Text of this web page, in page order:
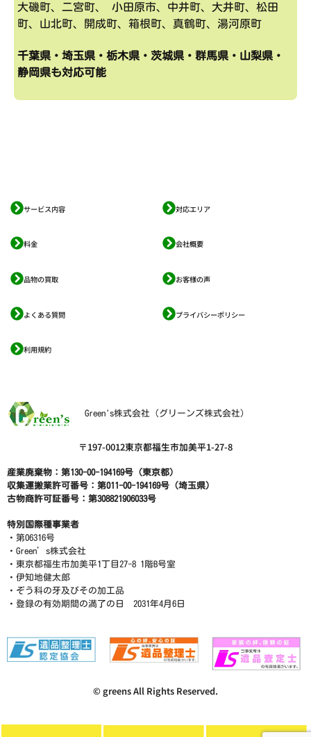
大磯町、二宮町、 小田原市、中井町、大井町、松田
町、山北町、開成町、箱根町、真鶴町、湯河原町
千葉県・埼玉県・栃木県・茨城県・群馬県・山梨県・
静岡県も対応可能
サービス内容 対応エリア
料金 会社概要
品物の買取 お客様の声
よくある質問 プライバシーポリシー
利用規約
Green's株式会社（グリーンズ株式会社）
〒197-0012東京都福生市加美平1-27-8
産業廃棄物：第130-00-194169号（東京都）
収集運搬業許可番号：第011-00-194169号（埼玉県）
古物商許可証番号：第308821906033号
特別国際種事業者
・第06316号
・Green’s株式会社
・東京都福生市加美平1丁目27-8 1階B号室
・伊知地健太郎
・ぞう科の牙及びその加工品
・登録の有効期間の満了の日 2031年4月6日
© greens All Rights Reserved.